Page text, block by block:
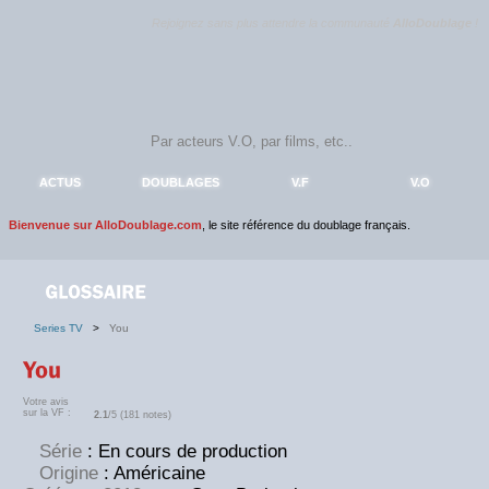
ACTUS DOUBLAGES V.F V.O
Bienvenue sur AlloDoublage.com , le site référence du doublage français.
Series TV > You
Votre avis
sur la VF :
2.1/5 (181 notes)
Série : En cours de production
Origine : Américaine